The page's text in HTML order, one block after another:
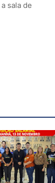
sala de